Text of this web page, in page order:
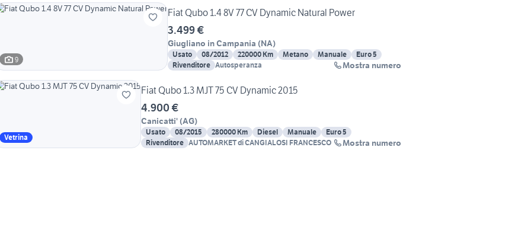
9
Fiat Qubo 1.4 8V 77 CV Dynamic Natural Power
3.499 €
Giugliano in Campania (NA)
Usato 08/2012 220000 Km Metano Manuale
Euro 5
Rivenditore Autosperanza Mostra numero
Vetrina
Fiat Qubo 1.3 MJT 75 CV Dynamic 2015
4.900 €
Canicatti' (AG)
Usato 08/2015 280000 Km Diesel Manuale
Euro 5
Rivenditore AUTOMARKET di CANGIALOSI FRANCESCO Mostra numero